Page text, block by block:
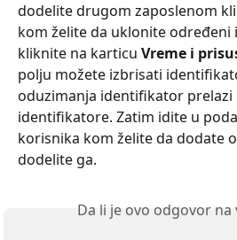
dodelite drugom zaposlenom
kom želite da uklonite
kliknite na karticu Vreme i
polju možete izbrisati
oduzimanja identifikator prelazi
identifikatore. Zatim idite u
korisnika kom želite da dodate
dodelite ga.
Da li je ovo odgovor na